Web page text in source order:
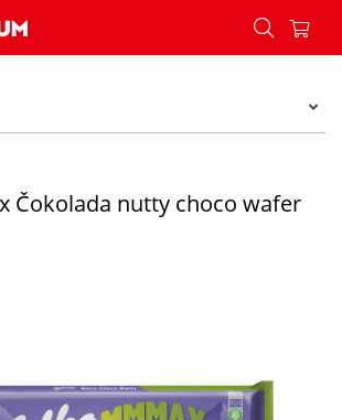
Mmmax Čokolada nutty choco wafer 270 g
Čokolada nutty choco wafer